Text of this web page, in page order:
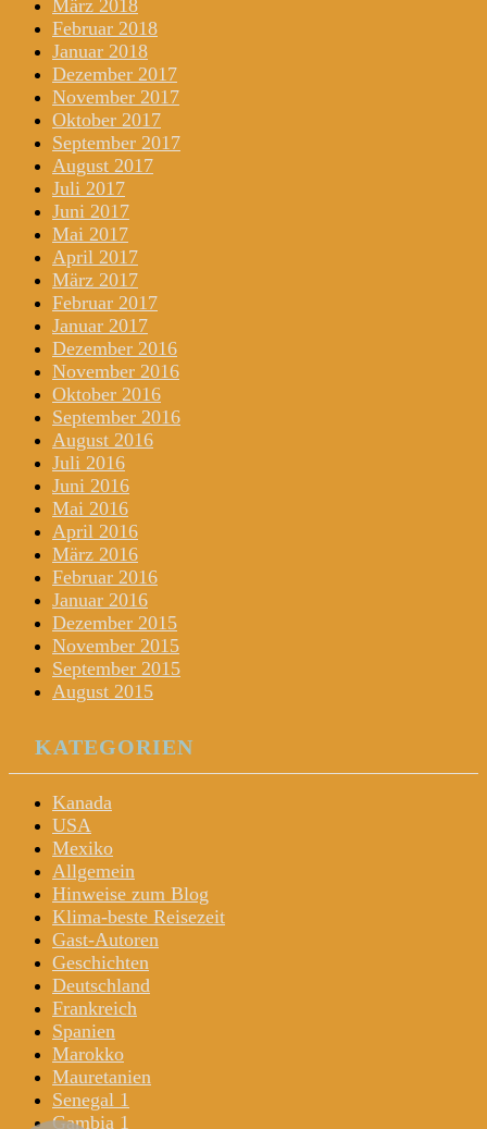
März 2018
Februar 2018
Januar 2018
Dezember 2017
November 2017
Oktober 2017
September 2017
August 2017
Juli 2017
Juni 2017
Mai 2017
April 2017
März 2017
Februar 2017
Januar 2017
Dezember 2016
November 2016
Oktober 2016
September 2016
August 2016
Juli 2016
Juni 2016
Mai 2016
April 2016
März 2016
Februar 2016
Januar 2016
Dezember 2015
November 2015
September 2015
August 2015
KATEGORIEN
Kanada
USA
Mexiko
Allgemein
Hinweise zum Blog
Klima-beste Reisezeit
Gast-Autoren
Geschichten
Deutschland
Frankreich
Spanien
Marokko
Mauretanien
Senegal 1
Gambia 1